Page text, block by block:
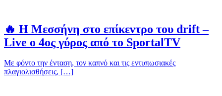
🔥 Η Μεσσήνη στο επίκεντρο του drift –
Live ο 4ος γύρος από το SportalTV
Με φόντο την ένταση, τον καπνό και τις εντυπωσιακές
πλαγιολισθήσεις, […]